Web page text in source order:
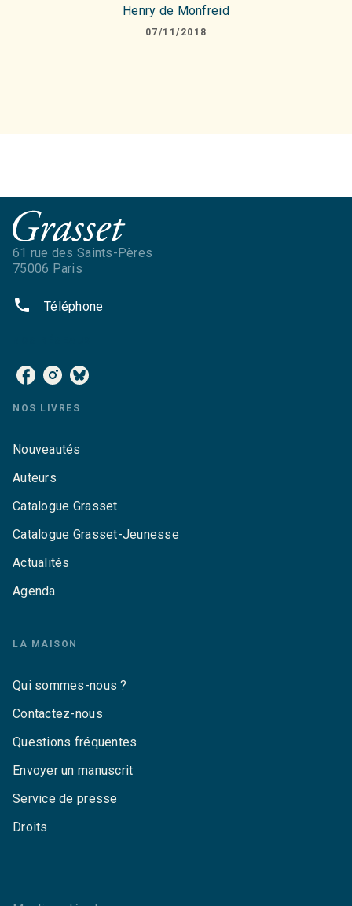
Henry de Monfreid
07/11/2018
61 rue des Saints-Pères
75006 Paris
phone Téléphone
NOS LIVRES
Nouveautés
Auteurs
Catalogue Grasset
Catalogue Grasset-Jeunesse
Actualités
Agenda
LA MAISON
Qui sommes-nous ?
Contactez-nous
Questions fréquentes
Envoyer un manuscrit
Service de presse
Droits